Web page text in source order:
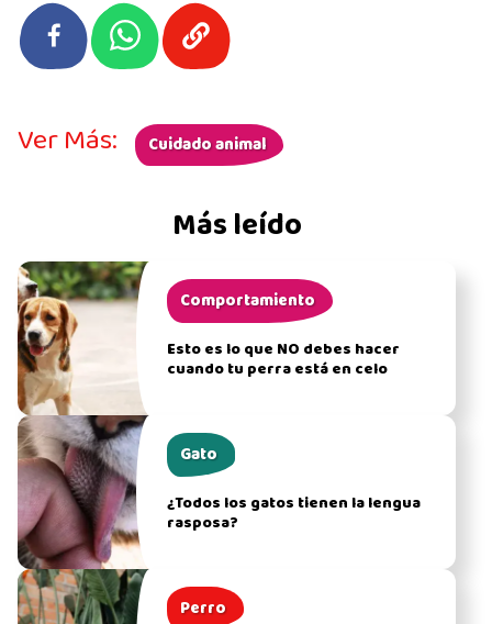
Más leído
Comportamiento
Esto es lo que NO debes hacer
cuando tu perra está en celo
Gato
¿Todos los gatos tienen la lengua
rasposa?
Perro
Ver Más: Cuidado animal